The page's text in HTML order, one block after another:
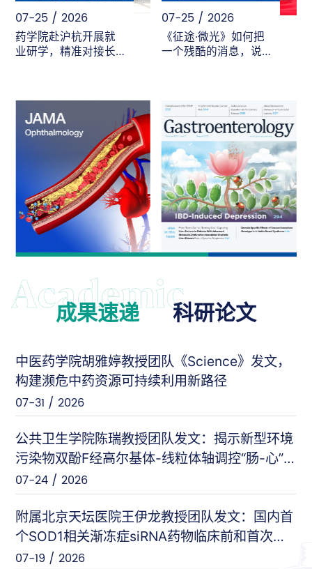
07-25 / 2026
药学院赴沪杭开展就
业研学，精准对接长
07-25 / 2026
《征途·微光》如何把
一个残酷的消息，说
成果速递 科研论文
中医药学院胡雅婷教授团队《Science》发文，
构建濒危中药资源可持续利用新路径
07-31 / 2026
公共卫生学院陈瑞教授团队发文：揭示新型环境
污染物双酚F经高尔基体-线粒体轴调控“肠-心”
对话的新机制
07-24 / 2026
附属北京天坛医院王伊龙教授团队发文：国内首
个SOD1相关渐冻症siRNA药物临床前和首次人
体临床数据
07-19 / 2026
曲显俊等（基础医学院） PNAS
07-28 / 2026
07-17 / 2026
王刚等（安定医院） Cell Host & Microbe
07-10 / 2026
张伟等（天坛医院）